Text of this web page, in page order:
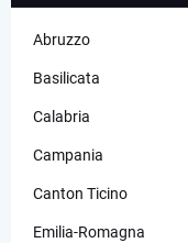
Abruzzo
Basilicata
Calabria
Campania
Canton Ticino
Emilia-Romagna